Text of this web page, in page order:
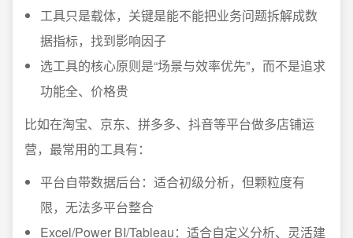
工具只是载体，关键是能不能把业务问题拆解成数
据指标，找到影响因子
选工具的核心原则是“场景与效率优先”，而不是追求
功能全、价格贵
比如在淘宝、京东、拼多多、抖音等平台做多店铺运
营，最常用的工具有：
平台自带数据后台：适合初级分析，但颗粒度有
限，无法多平台整合
Excel/Power BI/Tableau：适合自定义分析、灵活建